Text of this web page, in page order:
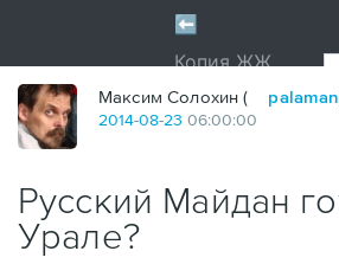
Максим Солохин ( palaman
2014-08-23 06:00:00
Русский Майдан
Урале?